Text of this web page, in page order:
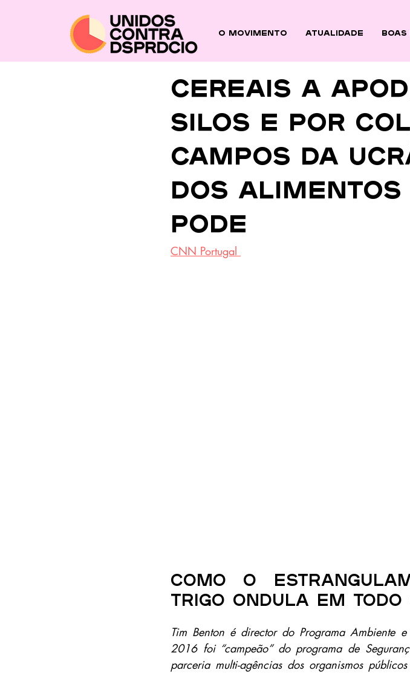
O Movimento ATUALIDADE BOAS
Cereais a
silos e por
campos da
dos
pode
CNN Portugal
Como o
trigo ondula em todo
Tim Benton é director do Programa Ambiente
2016 foi “campeão” do programa de
parceria multi-agências dos organismos